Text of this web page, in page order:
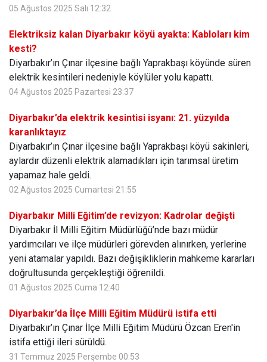
05 Ağustos 2025 Salı 12:32
Elektriksiz kalan Diyarbakır köyü ayakta: Kabloları kim
kesti?
Diyarbakır’ın Çınar ilçesine bağlı Yaprakbaşı köyünde süren
elektrik kesintileri nedeniyle köylüler yolu kapattı.
04 Ağustos 2025 Pazartesi 23:37
Diyarbakır’da elektrik kesintisi isyanı: 21. yüzyılda
karanlıktayız
Diyarbakır’ın Çınar ilçesine bağlı Yaprakbaşı köyü sakinleri,
aylardır düzenli elektrik alamadıkları için tarımsal üretim
yapamaz hale geldi.
02 Ağustos 2025 Cumartesi 21:55
Diyarbakır Milli Eğitim’de revizyon: Kadrolar değişti
Diyarbakır İl Milli Eğitim Müdürlüğü’nde bazı müdür
yardımcıları ve ilçe müdürleri görevden alınırken, yerlerine
yeni atamalar yapıldı. Bazı değişikliklerin mahkeme kararları
doğrultusunda gerçekleştiği öğrenildi.
01 Ağustos 2025 Cuma 12:40
Diyarbakır’da İlçe Milli Eğitim Müdürü istifa etti
Diyarbakır’ın Çınar İlçe Milli Eğitim Müdürü Özcan Eren'in
istifa ettiği ileri sürüldü.
31 Temmuz 2025 Perşembe 00:53